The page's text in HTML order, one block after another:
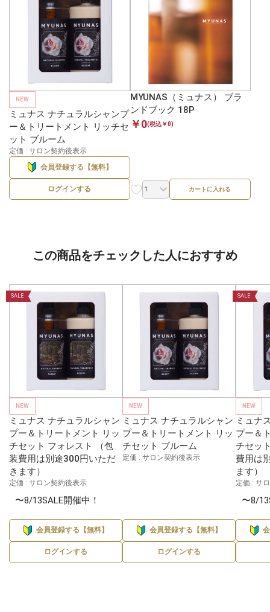
NEW
ミュナス ナチュラルシャンプ
ー＆トリートメント リッチセ
ット ブルーム
定価 : サロン契約後表示
会員登録する【無料】
ログインする
MYUNAS（ミュナス） ブラ
ンドブック 18P
￥0(税込￥0)
カートに入れる
この商品をチェックした人におすすめ
SALE
NEW
ミュナス ナチュラルシャン
プー＆トリートメント リッ
チセット フォレスト （包
装費用は別途300円いただ
きます）
定価 : サロン契約後表示
〜8/13SALE開催中！
会員登録する【無料】
ログインする
NEW
ミュナス ナチュラルシャン
プー＆トリートメント リッ
チセット ブルーム
定価 : サロン契約後表示
会員登録する【無料】
ログインする
SALE
NEW
ミュナ
プー＆
チセッ
費用は
ます）
定価 : サ
〜8/